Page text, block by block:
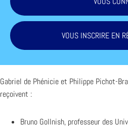
VOUS INSCRIRE EN
Gabriel de Phénicie et Philippe Pichot-
reçoivent :
Bruno Gollnish, professeur des